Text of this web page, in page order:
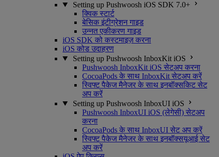
Setting up Pushwoosh iOS SDK 7.0+
क्विक स्टार्ट
बेसिक इंटीग्रेशन गाइड
उन्नत एकीकरण गाइड
iOS SDK को कस्टमाइज़ करना
iOS कोड उदाहरण
Setting up Pushwoosh InboxKit iOS
Pushwoosh InboxKit iOS सेटअप करना
CocoaPods के साथ InboxKit सेटअप करें
स्विफ्ट पैकेज मैनेजर के साथ इनबॉक्सकिट सेट
अप करें
Setting up Pushwoosh InboxUI iOS
Pushwoosh InboxUI iOS (लेगेसी) सेटअप
करना
CocoaPods के साथ InboxUI सेट अप करें
स्विफ्ट पैकेज मैनेजर के साथ इनबॉक्सयूआई सेट
अप करें